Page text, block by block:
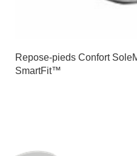
Repose-pieds Confort
SmartFit™